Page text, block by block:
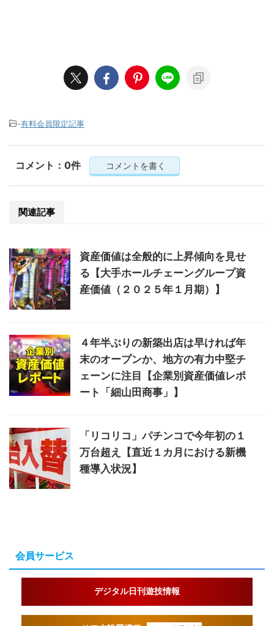
-有料会員限定記事
コメント：0件 コメントを書く
関連記事
資産価値は全般的に上昇傾向を見せ
る【大手ホールチェーングループ資
産価値（２０２５年１月期）】
４年半ぶりの新築出店は早ければ年
末のオープンか、地方の有力中堅チ
ェーンに注目【企業別資産価値レポ
ート「細山田商事」】
「リコリコ」パチンコで今年初の１
万台超え【直近１カ月における新機
種導入状況】
会員サービス
デジタル日刊遊技情報